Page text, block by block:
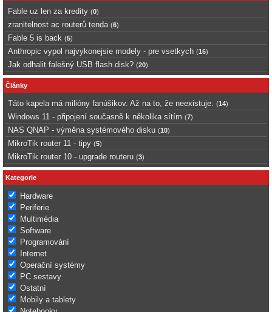
Fable uz len za kredity (0)
zranitelnost ac routerů tenda (6)
Fable 5 is back (5)
Anthropic vypol najvykonejsie modely - pre vsetkych (16)
Jak odhalit falešný USB flash disk? (20)
Články
Táto kapela má milióny fanúšikov. Až na to, že neexistuje. (14)
Windows 11 - připojení současně k několika sítím (7)
NAS QNAP - výměna systémového disku (10)
MikroTik router 11 - tipy (5)
MikroTik router 10 - upgrade routeru (3)
Kategorie
Hardware
Periferie
Multimédia
Software
Programování
Internet
Operační systémy
PC sestavy
Ostatní
Mobily a tablety